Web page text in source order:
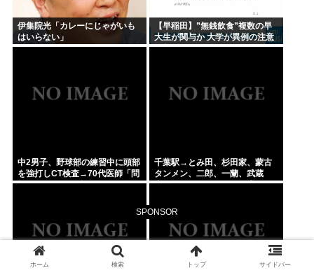
SPONSOR
伊集院光「カレーにじゃがいも
はいらない」
【早稲田】”無銭飲食”複数の早
大生が関与か 大学が異例の注意
喚起
中2男子、野球部の練習中に頭部
を強打しCT検査→70代医師「問
題ないです」→他人のCT画像で
千葉駅→とみ田、杉田家、蒙古
タンメン、二郎、一蘭、武蔵
家、雷、ラーショ、一風堂etc…
ホーム 検索 トップ サイドバー